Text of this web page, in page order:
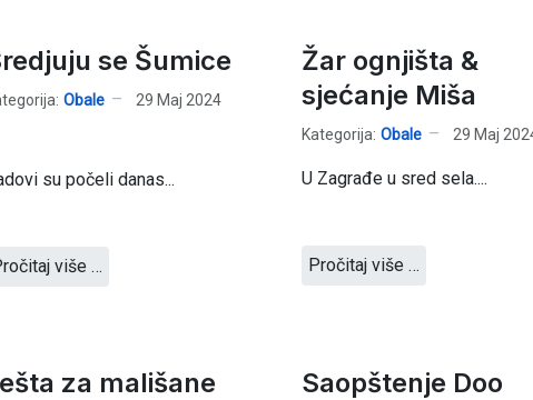
se Šumice
Obale 29 Maj 2024
su počeli danas...
više …
Žar ognjišta &
sjećanje Miša
Kategorija: Obale 29 Maj
U Zagrađe u sred sela....
Pročitaj više …
za mališane
Saopštenje Doo